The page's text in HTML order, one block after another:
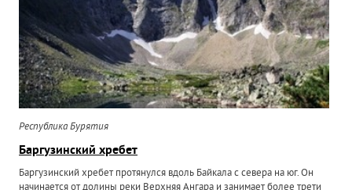
Республика Бурятия
Баргузинский хребет
Баргузинский хребет протянулся вдоль Байкала с севера на юг. Он